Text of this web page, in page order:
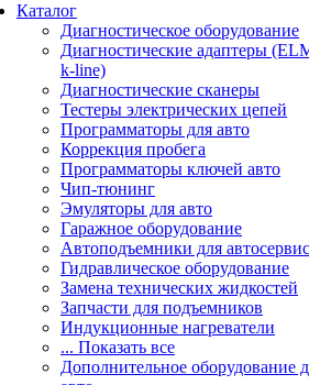
Каталог
Диагностическое оборудование
Диагностические адаптеры
k-line)
Диагностические сканеры
Тестеры электрических цепей
Программаторы для авто
Коррекция пробега
Программаторы ключей авто
Чип-тюнинг
Эмуляторы для авто
Гаражное оборудование
Автоподъемники для
Гидравлическое оборудование
Замена технических жидкостей
Запчасти для подъемников
Индукционные нагреватели
... Показать все
Дополнительное оборудование